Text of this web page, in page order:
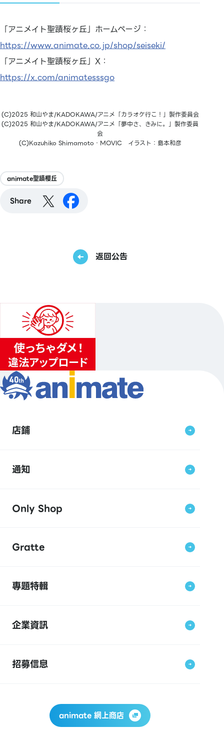
「アニメイト聖蹟桜ヶ丘」ホームページ：
https://www.animate.co.jp/shop/seiseki/
「アニメイト聖蹟桜ヶ丘」X：
https://x.com/animatesssgo
(C)2025 和山やま/KADOKAWA/アニメ「カラオケ行こ！」製作委員会
(C)2025 和山やま/KADOKAWA/アニメ「夢中さ、きみに。」製作委員
会
(C)Kazuhiko Shimamoto・MOVIC イラスト：島本和彦
animate聖蹟櫻丘
Share
返回公告
店鋪
通知
Only Shop
Gratte
專題特輯
企業資訊
招募信息
animate 網上商店